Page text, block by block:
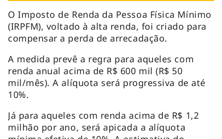
O Imposto de Renda da Pessoa Física Mínimo
(IRPFM), voltado à alta renda, foi criado para
compensar a perda de arrecadação.
A medida prevê a regra para aqueles com
renda anual acima de R$ 600 mil (R$ 50
mil/mês). A alíquota será progressiva de até
10%.
Já para aqueles com renda acima de R$ 1,2
milhão por ano, será apicada a alíquota